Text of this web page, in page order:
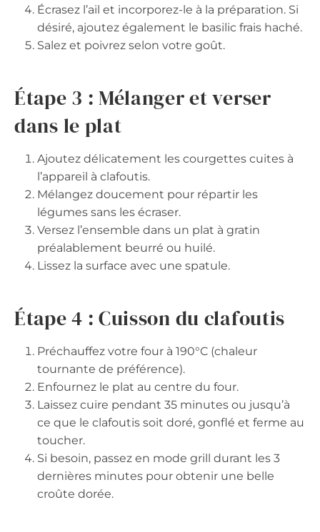
Écrasez l’ail et incorporez-le à la préparation. Si
désiré, ajoutez également le basilic frais haché.
Salez et poivrez selon votre goût.
Étape 3 : Mélanger et verser
dans le plat
Ajoutez délicatement les courgettes cuites à
l’appareil à clafoutis.
Mélangez doucement pour répartir les
légumes sans les écraser.
Versez l’ensemble dans un plat à gratin
préalablement beurré ou huilé.
Lissez la surface avec une spatule.
Étape 4 : Cuisson du clafoutis
Préchauffez votre four à 190°C (chaleur
tournante de préférence).
Enfournez le plat au centre du four.
Laissez cuire pendant 35 minutes ou jusqu’à
ce que le clafoutis soit doré, gonflé et ferme au
toucher.
Si besoin, passez en mode grill durant les 3
dernières minutes pour obtenir une belle
croûte dorée.